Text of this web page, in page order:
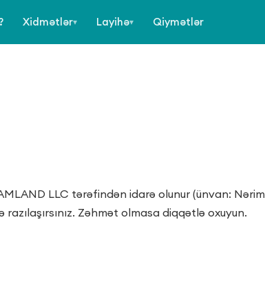
Xidmətlər▾ Layihə▾ Qiymətlər
LLC tərəfindən idarə olunur (ünvan:
Zəhmət olmasa diqqətlə oxuyun.